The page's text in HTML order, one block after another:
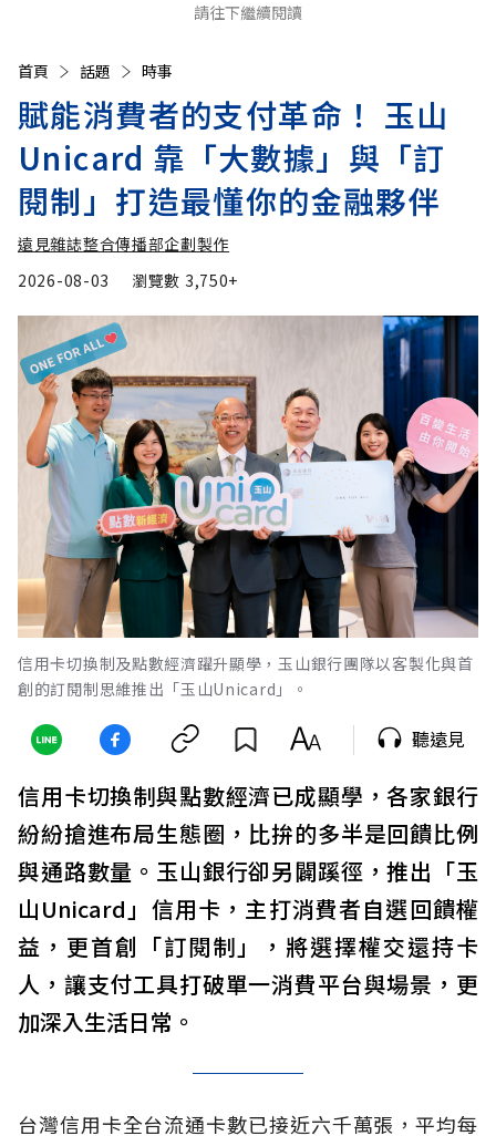
請往下繼續閱讀
首頁 話題 時事
賦能消費者的支付革命！ 玉山
Unicard 靠「大數據」與「訂
閱制」打造最懂你的金融夥伴
遠見雜誌整合傳播部企劃製作
2026-08-03
瀏覽數 3,750+
信用卡切換制及點數經濟躍升顯學，玉山銀行團隊以客製化與首
創的訂閱制思維推出「玉山Unicard」。
聽遠見
信用卡切換制與點數經濟已成顯學，各家銀行
紛紛搶進布局生態圈，比拚的多半是回饋比例
與通路數量。玉山銀行卻另闢蹊徑，推出「玉
山Unicard」信用卡，主打消費者自選回饋權
益，更首創「訂閱制」，將選擇權交還持卡
人，讓支付工具打破單一消費平台與場景，更
加深入生活日常。
台灣信用卡全台流通卡數已接近六千萬張，平均每